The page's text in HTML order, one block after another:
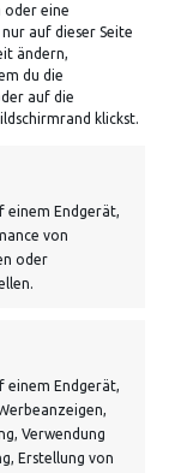
oder eine
auf dieser Seite
ändern,
du die
auf die
klickst.
einem Endgerät,
von
oder
einem Endgerät,
Verwendung
Erstellung von